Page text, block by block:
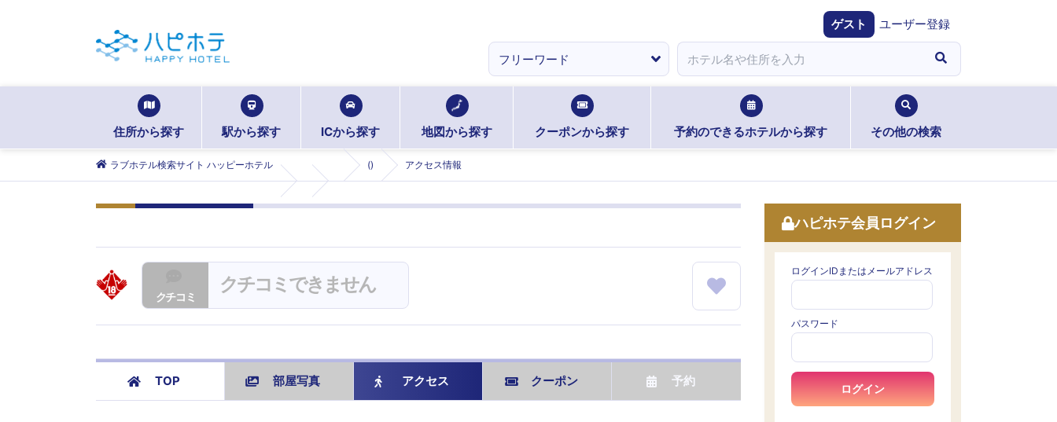
ゲスト ユーザー登録
住所から探す 駅から探す ICから探す 地図から探す クーポンから探す 予約のできるホテルから探す その他の検索
ラブホテル検索サイト ハッピーホテル () アクセス情報
クチコミ
クチコミできません
TOP 部屋写真 アクセス クーポン 予約
ハピホテ会員ログイン
ログインIDまたはメールアドレス
パスワード
ログイン